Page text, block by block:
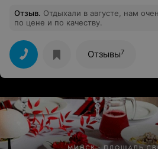
Отзыв. Отдыхали в августе, нам
по цене и по качеству.
Отзывы7